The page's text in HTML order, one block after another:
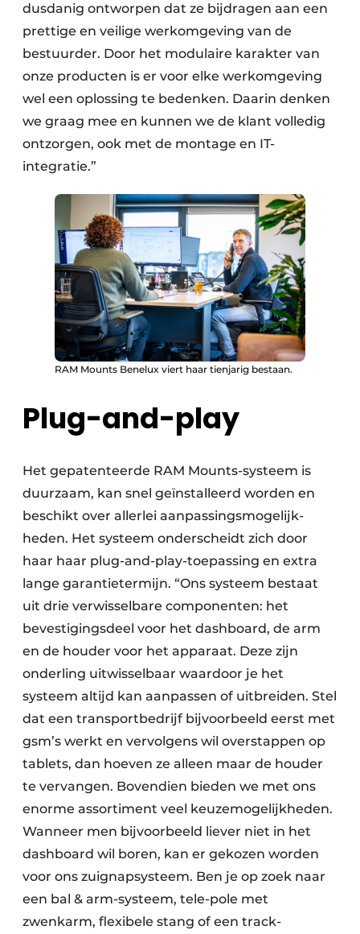
dusdanig ontworpen dat ze bijdragen aan een
prettige en veilige werkomgeving van de
bestuurder. Door het modulaire karakter van
onze producten is er voor elke werkomgeving
wel een oplossing te bedenken. Daarin denken
we graag mee en kunnen we de klant volledig
ontzorgen, ook met de montage en IT-
integratie.”
RAM Mounts Benelux viert haar tienjarig bestaan.
Plug-and-play
Het gepatenteerde RAM Mounts-systeem is
duurzaam, kan snel geïnstalleerd worden en
beschikt over allerlei aanpassings­mogelijk­
heden. Het systeem onderscheidt zich door
haar haar plug-and-play-toepassing en extra
lange garantietermijn. “Ons systeem bestaat
uit drie verwisselbare componenten: het
bevestigingsdeel voor het dashboard, de arm
en de houder voor het apparaat. Deze zijn
onderling uitwisselbaar waardoor je het
systeem altijd kan aanpassen of uitbreiden. Stel
dat een transportbedrijf bijvoorbeeld eerst met
gsm’s werkt en vervolgens wil overstappen op
tablets, dan hoeven ze alleen maar de houder
te vervangen. Bovendien bieden we met ons
enorme assorti­ment veel keuzemogelijkheden.
Wanneer men bijvoorbeeld liever niet in het
dashboard wil boren, kan er gekozen worden
voor ons zuignapsysteem. Ben je op zoek naar
een bal & arm-systeem, tele-pole met
zwenkarm, flexibele stang of een track-